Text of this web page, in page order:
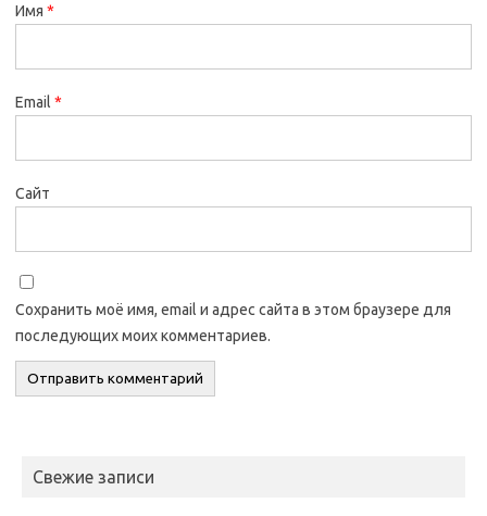
Имя *
Email *
Сайт
Сохранить моё имя, email и адрес сайта в этом браузере для
последующих моих комментариев.
Свежие записи